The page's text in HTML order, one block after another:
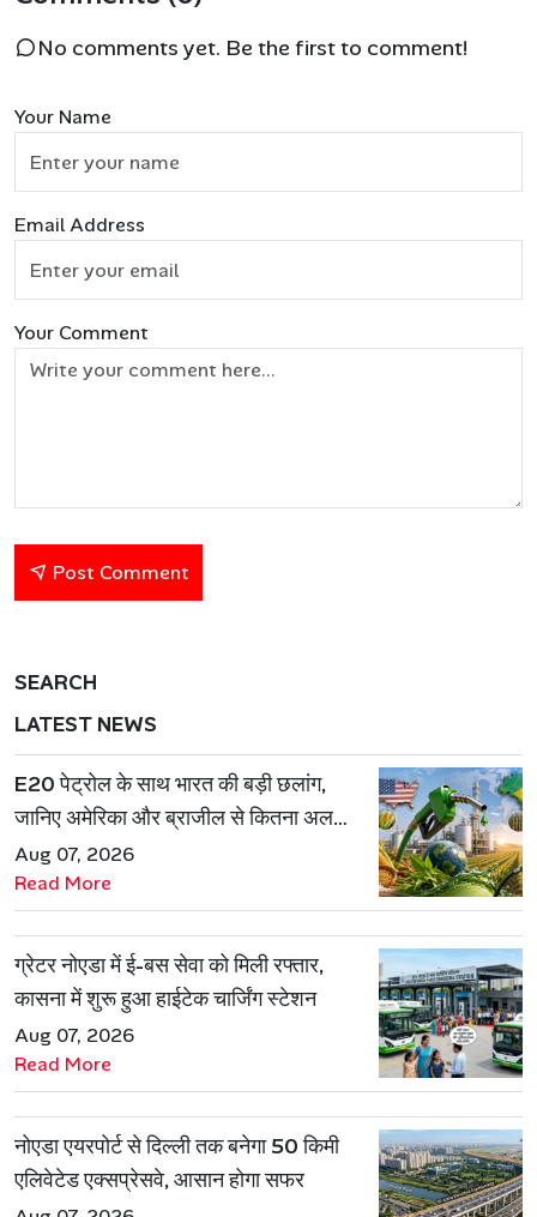
No comments yet. Be the first to comment!
Your Name
Email Address
Your Comment
Post Comment
SEARCH
LATEST NEWS
E20 पेट्रोल के साथ भारत की बड़ी छलांग,
जानिए अमेरिका और ब्राजील से कितना अलग
है एथेनॉल मॉडल
Aug 07, 2026
Read More
ग्रेटर नोएडा में ई-बस सेवा को मिली रफ्तार,
कासना में शुरू हुआ हाईटेक चार्जिंग स्टेशन
Aug 07, 2026
Read More
नोएडा एयरपोर्ट से दिल्ली तक बनेगा 50 किमी
एलिवेटेड एक्सप्रेसवे, आसान होगा सफर